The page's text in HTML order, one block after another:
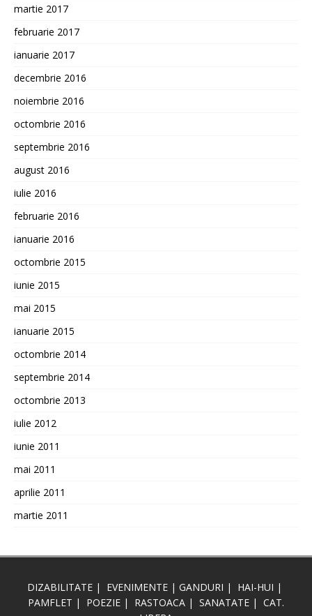
martie 2017
februarie 2017
ianuarie 2017
decembrie 2016
noiembrie 2016
octombrie 2016
septembrie 2016
august 2016
iulie 2016
februarie 2016
ianuarie 2016
octombrie 2015
iunie 2015
mai 2015
ianuarie 2015
octombrie 2014
septembrie 2014
octombrie 2013
iulie 2012
iunie 2011
mai 2011
aprilie 2011
martie 2011
DIZABILITATE | EVENIMENTE | GANDURI | HAI-HUI |
PAMFLET | POEZIE | RASTOACA | SANATATE | CAT.